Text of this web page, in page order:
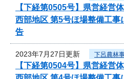
【下経第0505号】県営経営
西部地区 第5号ほ場整備工事
告
2023年7月27日更新 下呂農林
【下経第0504号】県営経営